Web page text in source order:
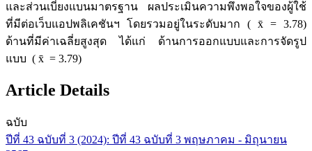
และส่วนเบี่ยงแบนมาตรฐาน ผลประเมินความพึงพอใจของผู้ใช้
ที่มีต่อเว็บแอปพลิเคชันฯ โดยรวมอยู่ในระดับมาก ( x̄ = 3.78)
ด้านที่มีค่าเฉลี่ยสูงสุด ได้แก่ ด้านการออกแบบและการจัดรูป
แบบ ( x̄ = 3.79)
Article Details
ฉบับ
ปีที่ 43 ฉบับที่ 3 (2024): ปีที่ 43 ฉบับที่ 3 พฤษภาคม - มิถุนายน